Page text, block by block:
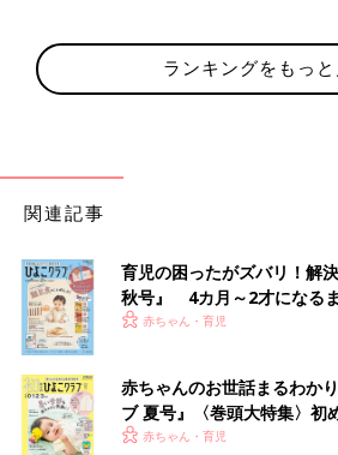
出典：Instagramアカウント「smama2780」
こちらはsmama2780さんが選んだ全身
ムパンツのトップスには、セールで590
変わりますよね♪
ランキングをもっと
関連記事
育児の困ったがズバリ！解
秋号』 4カ月～2才になる
いっぱい！
赤ちゃん・育児
赤ちゃんのお世話まるわか
ブ 夏号』〈巻頭大特集〉初
く！ おっぱい・ミルクの基
赤ちゃん・育児